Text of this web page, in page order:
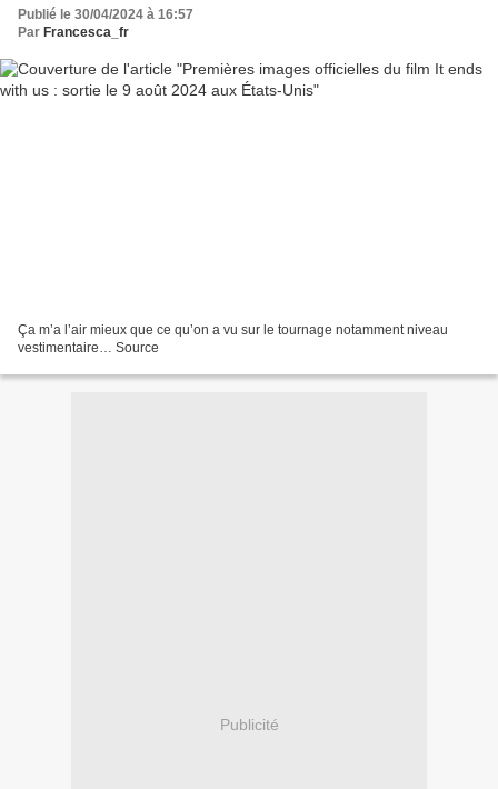
Publié le 30/04/2024 à 16:57
Par Francesca_fr
Ça m’a l’air mieux que ce qu’on a vu sur le tournage notamment niveau
vestimentaire… Source
Publicité